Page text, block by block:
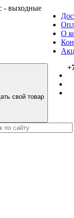
- выходные
О
свой товар